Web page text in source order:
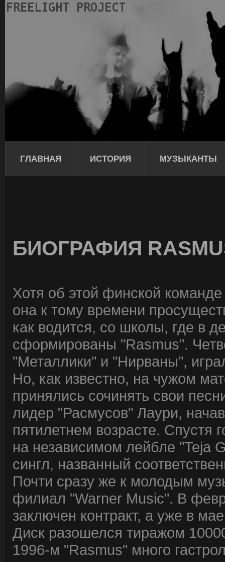
ГЛАВНАЯ ИСТОРИЯ МУЗЫКАНТЫ
БИОГРАФИЯ
Хотя об этой финской
она к тому времени
как водится, со школы, где в
сформированы "Rasmus".
"Металлики" и "Нирваны",
Но, как известно, на чужом
принялись сочинять свои
лидер "Расмусов" Лаури,
пятилетнем возрасте. Спустя
на независимом лейбле "Teja
сингл, названный
Почти сразу же к молодым
филиал "Warner Music". В
заключен контракт, а уже в
Диск разошелся тиражом
1996-м "Rasmus" много